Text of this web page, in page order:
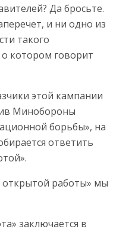
Да бросьте.
и ни одно из
такого
котором говорит
этой кампании
Минобороны
борьбы», на
ответить
открытой работы» мы
заключается в